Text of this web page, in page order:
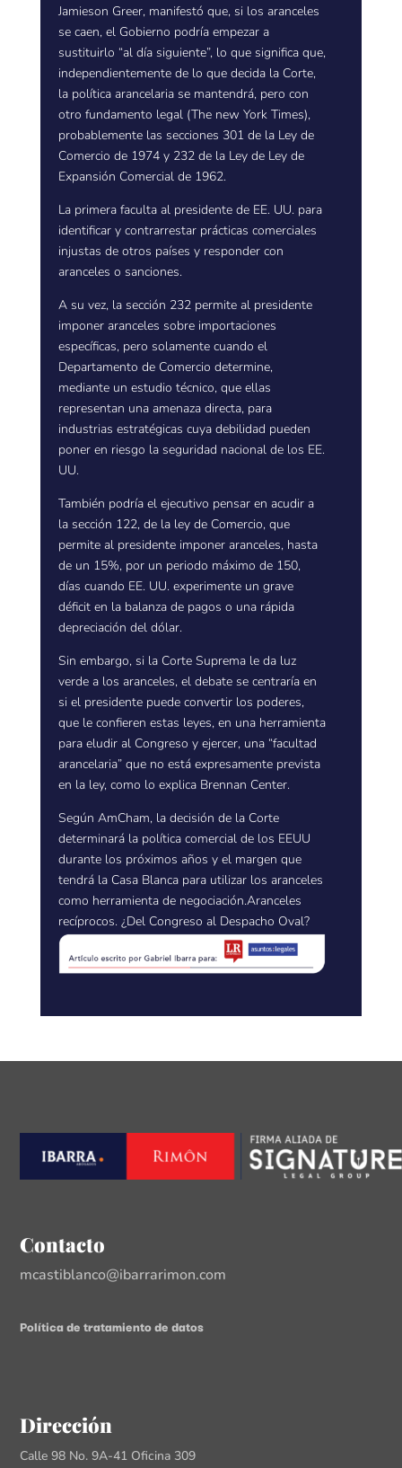
Jamieson Greer, manifestó que, si los aranceles
se caen, el Gobierno podría empezar a
sustituirlo “al día siguiente”, lo que significa que,
independientemente de lo que decida la Corte,
la política arancelaria se mantendrá, pero con
otro fundamento legal (The new York Times),
probablemente las secciones 301 de la Ley de
Comercio de 1974 y 232 de la Ley de Ley de
Expansión Comercial de 1962.
La primera faculta al presidente de EE. UU. para
identificar y contrarrestar prácticas comerciales
injustas de otros países y responder con
aranceles o sanciones.
A su vez, la sección 232 permite al presidente
imponer aranceles sobre importaciones
específicas, pero solamente cuando el
Departamento de Comercio determine,
mediante un estudio técnico, que ellas
representan una amenaza directa, para
industrias estratégicas cuya debilidad pueden
poner en riesgo la seguridad nacional de los EE.
UU.
También podría el ejecutivo pensar en acudir a
la sección 122, de la ley de Comercio, que
permite al presidente imponer aranceles, hasta
de un 15%, por un periodo máximo de 150,
días cuando EE. UU. experimente un grave
déficit en la balanza de pagos o una rápida
depreciación del dólar.
Sin embargo, si la Corte Suprema le da luz
verde a los aranceles, el debate se centraría en
si el presidente puede convertir los poderes,
que le confieren estas leyes, en una herramienta
para eludir al Congreso y ejercer, una “facultad
arancelaria” que no está expresamente prevista
en la ley, como lo explica Brennan Center.
Según AmCham, la decisión de la Corte
determinará la política comercial de los EEUU
durante los próximos años y el margen que
tendrá la Casa Blanca para utilizar los aranceles
como herramienta de negociación.Aranceles
recíprocos. ¿Del Congreso al Despacho Oval?
Contacto
mcastiblanco@ibarrarimon.com
Política de tratamiento de datos
Dirección
Calle 98 No. 9A-41 Oficina 309